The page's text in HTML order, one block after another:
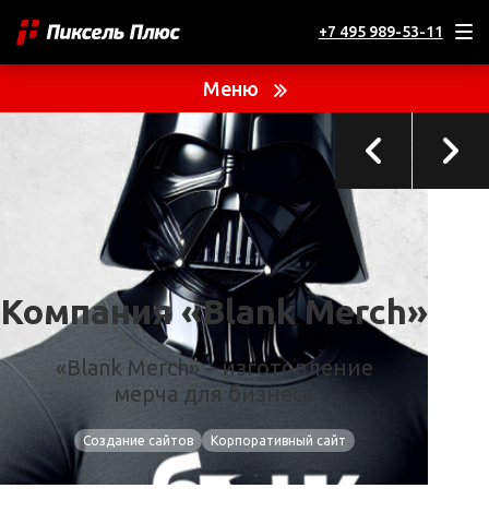
+7 495 989-53-11
Меню
Компания «Blank Merch»
Компания «Blank Merch»
«Blank Merch» – изготовление
мерча для бизнеса
Создание сайтов Корпоративный сайт